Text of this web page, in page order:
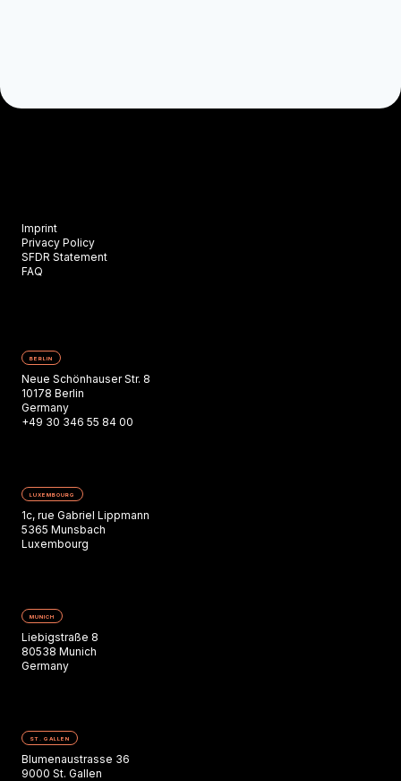
Imprint
Privacy Policy
SFDR Statement
FAQ
BERLIN
Neue Schönhauser Str. 8
10178 Berlin
Germany
+49 30 346 55 84 00
LUXEMBOURG
1c, rue Gabriel Lippmann
5365 Munsbach
Luxembourg
MUNICH
Liebigstraße 8
80538 Munich
Germany
ST. GALLEN
Blumenaustrasse 36
9000 St. Gallen